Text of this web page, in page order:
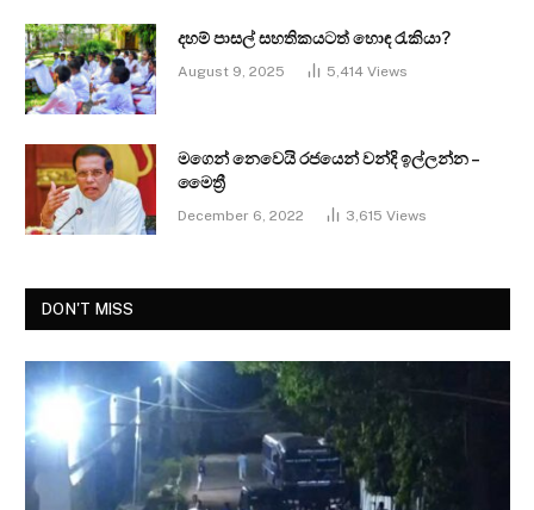
දහම් පාසල් සහතිකයටත් හොඳ රැකියා?
August 9, 2025 5,414 Views
මගෙන් නෙවෙයි රජයෙන් වන්දි ඉල්ලන්න –
මෛත්‍රී
December 6, 2022 3,615 Views
DON'T MISS